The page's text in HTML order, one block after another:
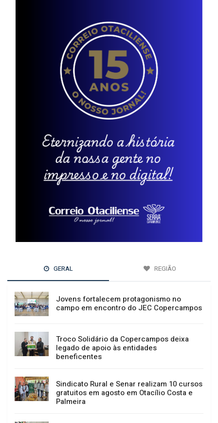
GERAL REGIÃO
Jovens fortalecem protagonismo no
campo em encontro do JEC Copercampos
Troco Solidário da Copercampos deixa
legado de apoio às entidades
beneficentes
Sindicato Rural e Senar realizam 10 cursos
gratuitos em agosto em Otacílio Costa e
Palmeira